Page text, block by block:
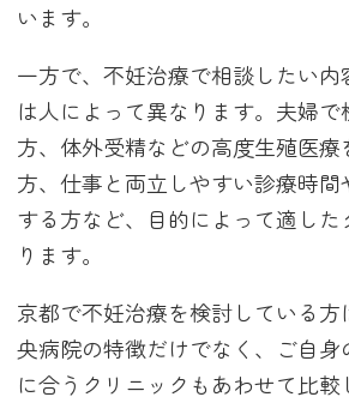
います。
一方で、不妊治療で相談したい
は人によって異なります。夫婦で
方、体外受精などの高度生殖医療
方、仕事と両立しやすい診療時
する方など、目的によって適した
ります。
京都で不妊治療を検討している
央病院の特徴だけでなく、ご自
に合うクリニックもあわせて比較